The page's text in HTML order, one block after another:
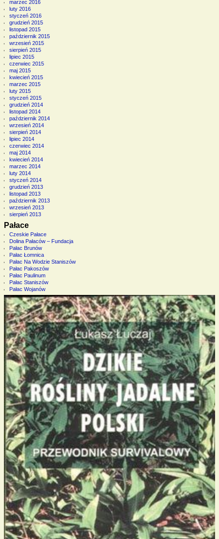
marzec 2016
luty 2016
styczeń 2016
grudzień 2015
listopad 2015
październik 2015
wrzesień 2015
sierpień 2015
lipiec 2015
czerwiec 2015
maj 2015
kwiecień 2015
marzec 2015
luty 2015
styczeń 2015
grudzień 2014
listopad 2014
październik 2014
wrzesień 2014
sierpień 2014
lipiec 2014
czerwiec 2014
maj 2014
kwiecień 2014
marzec 2014
luty 2014
styczeń 2014
grudzień 2013
listopad 2013
październik 2013
wrzesień 2013
sierpień 2013
Pałace
Czeskie Pałace
Dolina Pałaców – Fundacja
Pałac Brunów
Pałac Łomnica
Pałac Na Wodzie Staniszów
Pałac Pakoszów
Pałac Paulinum
Pałac Staniszów
Pałac Wojanów